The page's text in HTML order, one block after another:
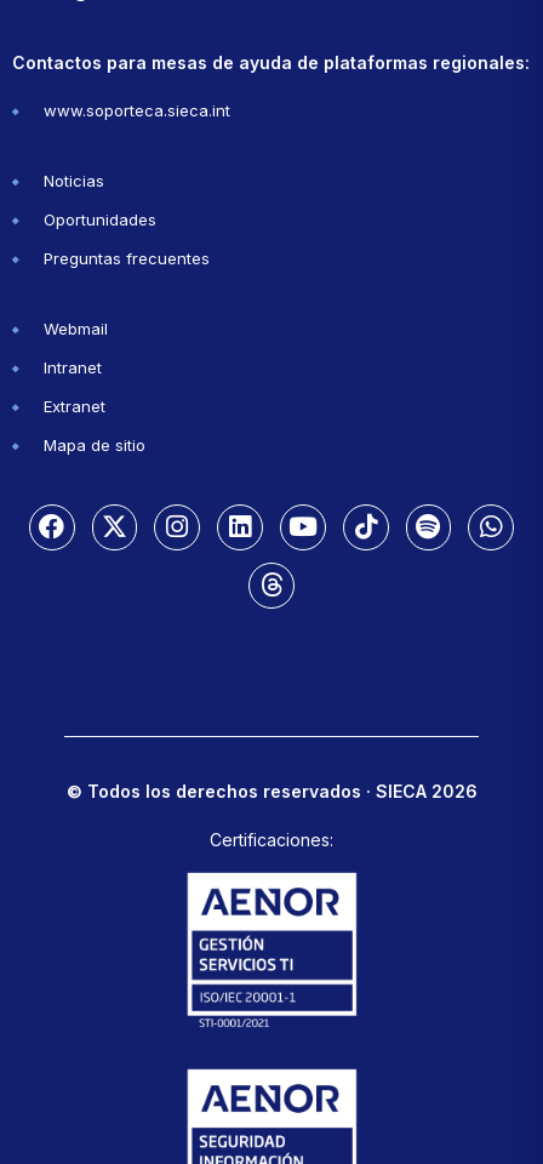
Contactos para mesas de ayuda de plataformas regionales:
www.soporteca.sieca.int
Noticias
Oportunidades
Preguntas frecuentes
Webmail
Intranet
Extranet
Mapa de sitio
© Todos los derechos reservados · SIECA 2026
Certificaciones: